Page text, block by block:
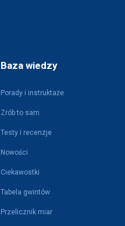
Baza wiedzy
Porady i instruktaże
Zrób to sam
Testy i recenzje
Nowości
Ciekawostki
Tabela gwintów
Przelicznik miar